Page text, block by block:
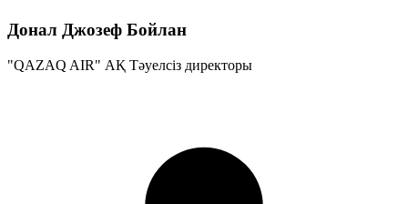
Донал Джозеф Бойлан
"QAZAQ AIR" АҚ Тәуелсіз директоры